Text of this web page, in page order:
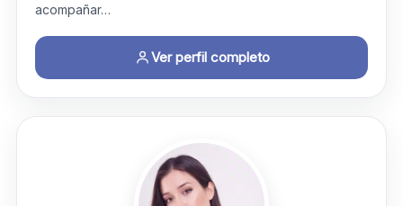
acompañar…
Ver perfil completo